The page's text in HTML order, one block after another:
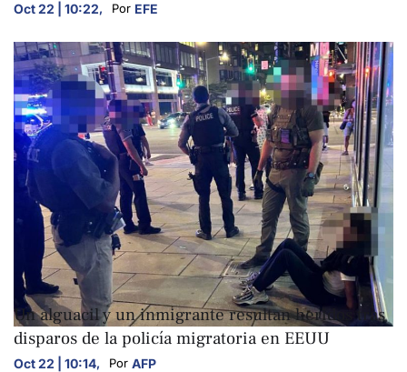
Oct 22 | 10:22, Por EFE
INTERNACIONALES
Un alguacil y un inmigrante resultan heridos tras
disparos de la policía migratoria en EEUU
Oct 22 | 10:14, Por AFP